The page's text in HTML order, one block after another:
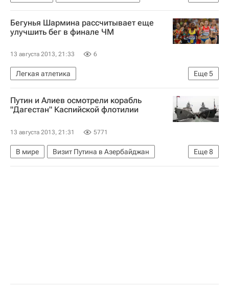
Хабаровский край
Амурская область
Европа
Весь мир
Ирина Россиус
МЧС России (Министерство РФ по делам гражданской обороны, чрезвычайным ситуациям и ликвидации последствий стихийных бедствий)
Паводок на Дальнем Востоке-2013
Бегунья Шармина рассчитывает еще
улучшить бег в финале ЧМ
13 августа 2013, 21:33 6
Еще5
Легкая атлетика
Новости - Чемпионат мира по легкой атлетике
Чемпионат мира по легкой атлетике в Москве
Сборная России по лёгкой атлетике
Екатерина Шармина
Путин и Алиев осмотрели корабль
"Дагестан" Каспийской флотилии
13 августа 2013, 21:31 5771
Еще8
В мире
Визит Путина в Азербайджан
Астраханская область
Баку
Весь мир